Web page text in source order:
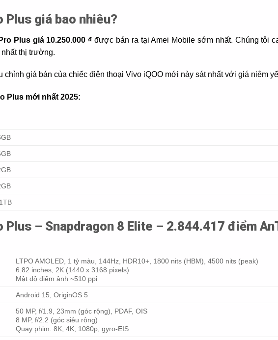
Plus giá bao nhiêu?
Plus giá 10.250.000 ₫ được bán ra tại Amei Mobile sớm nhất. Chúng tôi
thị trường.
chỉnh giá bán của chiếc điện thoại Vivo iQOO mới này sát nhất với giá niêm
Plus mới nhất 2025:
Plus – Snapdragon 8 Elite – 2.844.417 điểm
LTPO AMOLED, 1 tỷ màu, 144Hz, HDR10+, 1800 nits (HBM), 4500 nits (peak)
6.82 inches, 2K (1440 x 3168 pixels)
Mật độ điểm ảnh ~510 ppi
Android 15, OriginOS 5
50 MP, f/1.9, 23mm (góc rộng), PDAF, OIS
8 MP, f/2.2 (góc siêu rộng)
Quay phim: 8K, 4K, 1080p, gyro-EIS